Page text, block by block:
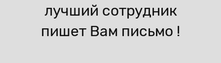
лучший сотрудник
пишет Вам письмо !